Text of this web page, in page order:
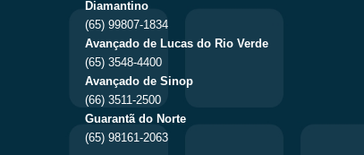
Diamantino
(65) 99807-1834
Avançado de Lucas do Rio Verde
(65) 3548-4400
Avançado de Sinop
(66) 3511-2500
Guarantã do Norte
(65) 98161-2063